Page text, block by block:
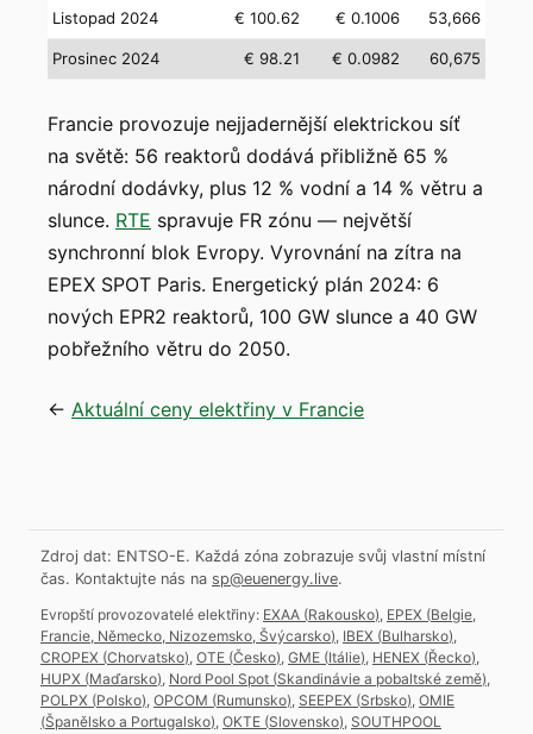
Listopad 2024 € 100.62 € 0.1006 53,666
Prosinec 2024 € 98.21 € 0.0982 60,675
Francie provozuje nejjadernější elektrickou síť
na světě: 56 reaktorů dodává přibližně 65 %
národní dodávky, plus 12 % vodní a 14 % větru a
slunce. RTE spravuje FR zónu — největší
synchronní blok Evropy. Vyrovnání na zítra na
EPEX SPOT Paris. Energetický plán 2024: 6
nových EPR2 reaktorů, 100 GW slunce a 40 GW
pobřežního větru do 2050.
← Aktuální ceny elektřiny v Francie
Zdroj dat: ENTSO-E. Každá zóna zobrazuje svůj vlastní místní
čas. Kontaktujte nás na sp@euenergy.live.
Evropští provozovatelé elektřiny: EXAA (Rakousko), EPEX (Belgie,
Francie, Německo, Nizozemsko, Švýcarsko), IBEX (Bulharsko),
CROPEX (Chorvatsko), OTE (Česko), GME (Itálie), HENEX (Řecko),
HUPX (Maďarsko), Nord Pool Spot (Skandinávie a pobaltské země),
POLPX (Polsko), OPCOM (Rumunsko), SEEPEX (Srbsko), OMIE
(Španělsko a Portugalsko), OKTE (Slovensko), SOUTHPOOL